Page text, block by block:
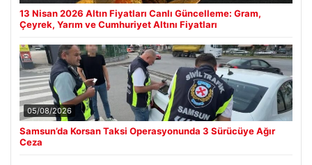
13 Nisan 2026 Altın Fiyatları Canlı Güncelleme: Gram,
Çeyrek, Yarım ve Cumhuriyet Altını Fiyatları
05/08/2026
Samsun’da Korsan Taksi Operasyonunda 3 Sürücüye Ağır
Ceza